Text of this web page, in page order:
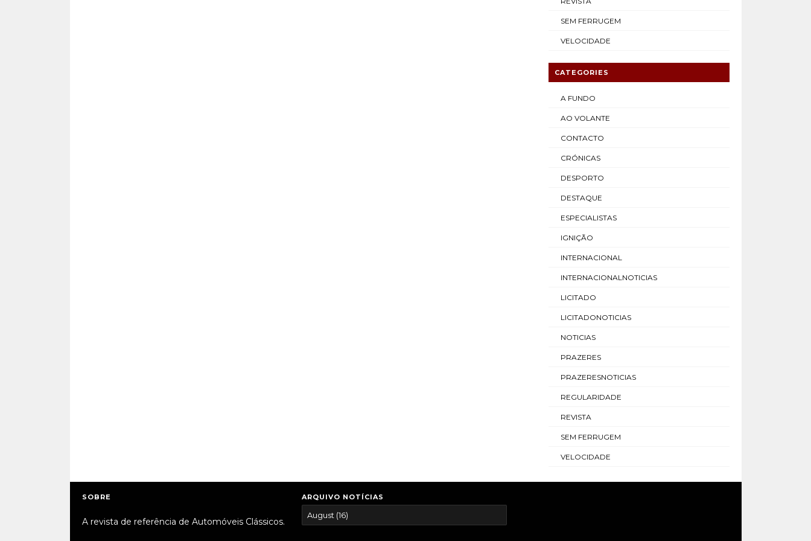
SEM FERRUGEM
VELOCIDADE
CATEGORIES
A FUNDO
AO VOLANTE
CONTACTO
CRÓNICAS
DESPORTO
DESTAQUE
ESPECIALISTAS
IGNIÇÃO
INTERNACIONAL
INTERNACIONALNOTICIAS
LICITADO
LICITADONOTICIAS
NOTICIAS
PRAZERES
PRAZERESNOTICIAS
REGULARIDADE
REVISTA
SEM FERRUGEM
VELOCIDADE
SOBRE
A revista de referência de Automóveis Clássicos.
ARQUIVO NOTÍCIAS